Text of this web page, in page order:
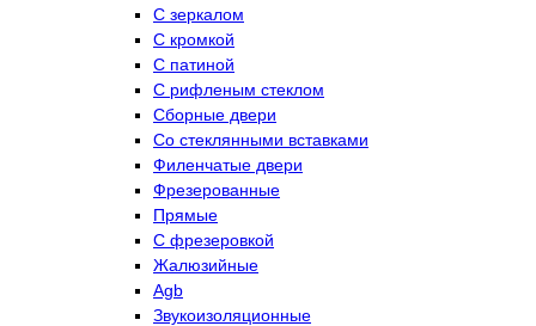
С зеркалом
С кромкой
С патиной
С рифленым стеклом
Сборные двери
Со стеклянными вставками
Филенчатые двери
Фрезерованные
Прямые
С фрезеровкой
Жалюзийные
Agb
Звукоизоляционные